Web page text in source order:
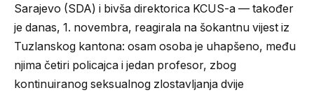
Sarajevo (SDA) i bivša direktorica KCUS-a — također
je danas, 1. novembra, reagirala na šokantnu vijest iz
Tuzlanskog kantona: osam osoba je uhapšeno, među
njima četiri policajca i jedan profesor, zbog
kontinuiranog seksualnog zlostavljanja dvije